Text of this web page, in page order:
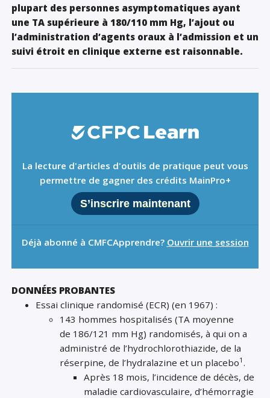
plupart des personnes asymptomatiques ayant
une TA supérieure à 180/110 mm Hg, l’ajout ou
l’administration d’agents oraux à l’admission et un
suivi étroit en clinique externe est raisonnable.
La lecture d'articles d'outils de pratique peut vous
permettre de gagner des crédits MainPro+
S’inscrire maintenant
Déjà abonné à CMFCApprendre? Ouvrir une session
DONNÉES PROBANTES
Essai clinique randomisé (ECR) (en 1967) :
143 hommes hospitalisés (TA moyenne
de 186/121 mm Hg) randomisés, à qui on a
administré de l’hydrochlorothiazide, de la
réserpine, de l’hydralazine et un placebo1 .
Après 18 mois, l’incidence de décès, de
maladie cardiovasculaire, d’hémorragie